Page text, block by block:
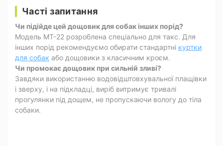
Часті запитання
Чи підійде цей дощовик для собак інших порід?
Модель MT-22 розроблена спеціально для такс. Для
інших порід рекомендуємо обирати стандартні куртки
для собак або дощовики з класичним кроєм.
Чи промокає дощовик при сильній зливі?
Завдяки використанню водовідштовхувальної плащівки
і зверху, і на підкладці, виріб витримує тривалі
прогулянки під дощем, не пропускаючи вологу до тіла
собаки.